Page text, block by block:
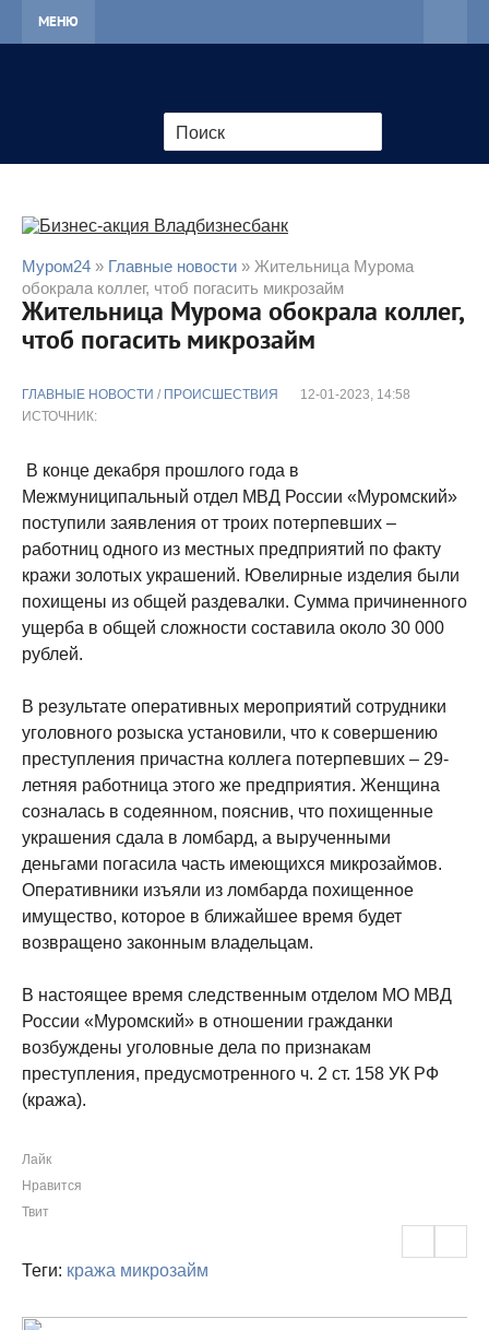
МЕНЮ
Муром24 » Главные новости » Жительница Мурома
обокрала коллег, чтоб погасить микрозайм
Жительница Мурома обокрала коллег,
чтоб погасить микрозайм
ГЛАВНЫЕ НОВОСТИ / ПРОИСШЕСТВИЯ
12-01-2023, 14:58
ИСТОЧНИК:
В конце декабря прошлого года в
Межмуниципальный отдел МВД России «Муромский»
поступили заявления от троих потерпевших –
работниц одного из местных предприятий по факту
кражи золотых украшений. Ювелирные изделия были
похищены из общей раздевалки. Сумма причиненного
ущерба в общей сложности составила около 30 000
рублей.
В результате оперативных мероприятий сотрудники
уголовного розыска установили, что к совершению
преступления причастна коллега потерпевших – 29-
летняя работница этого же предприятия. Женщина
созналась в содеянном, пояснив, что похищенные
украшения сдала в ломбард, а вырученными
деньгами погасила часть имеющихся микрозаймов.
Оперативники изъяли из ломбарда похищенное
имущество, которое в ближайшее время будет
возвращено законным владельцам.
В настоящее время следственным отделом МО МВД
России «Муромский» в отношении гражданки
возбуждены уголовные дела по признакам
преступления, предусмотренного ч. 2 ст. 158 УК РФ
(кража).
Лайк
Нравится
Твит
Теги: кража микрозайм